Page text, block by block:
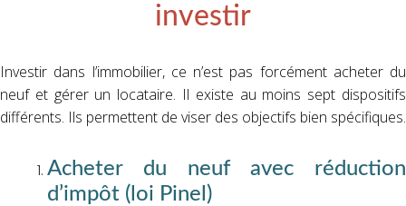
investir
Investir dans l’immobilier, ce n’est pas forcément acheter du
neuf et gérer un locataire. Il existe au moins sept dispositifs
différents. Ils permettent de viser des objectifs bien spécifiques.
Acheter du neuf avec réduction
d’impôt (loi Pinel)